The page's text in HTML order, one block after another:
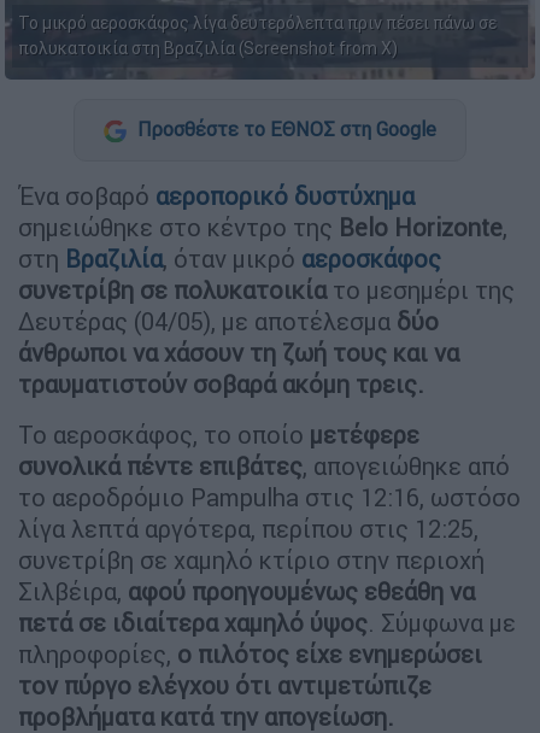
Το μικρό αεροσκάφος λίγα δευτερόλεπτα πριν πέσει πάνω σε
πολυκατοικία στη Βραζιλία (Screenshot from X)
Προσθέστε το ΕΘΝΟΣ στη Google
Ένα σοβαρό αεροπορικό δυστύχημα
σημειώθηκε στο κέντρο της Belo Horizonte,
στη Βραζιλία, όταν μικρό αεροσκάφος
συνετρίβη σε πολυκατοικίατο μεσημέρι της
Δευτέρας (04/05), με αποτέλεσμα δύο
άνθρωποι να χάσουν τη ζωή τους και να
τραυματιστούν σοβαρά ακόμη τρεις.
Το αεροσκάφος, το οποίο μετέφερε
συνολικά πέντε επιβάτες, απογειώθηκε από
το αεροδρόμιο Pampulha στις 12:16, ωστόσο
λίγα λεπτά αργότερα, περίπου στις 12:25,
συνετρίβη σε χαμηλό κτίριο στην περιοχή
Σιλβέιρα, αφού προηγουμένως εθεάθη να
πετά σε ιδιαίτερα χαμηλό ύψος. Σύμφωνα με
πληροφορίες, ο πιλότος είχε ενημερώσει
τον πύργο ελέγχου ότι αντιμετώπιζε
προβλήματα κατά την απογείωση.